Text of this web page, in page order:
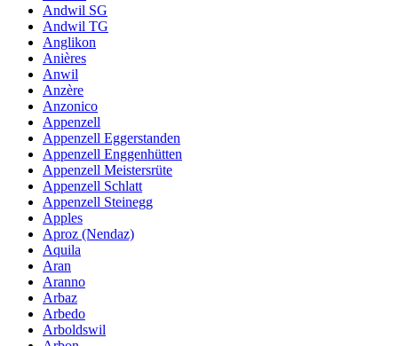
Andwil SG
Andwil TG
Anglikon
Anières
Anwil
Anzère
Anzonico
Appenzell
Appenzell Eggerstanden
Appenzell Enggenhütten
Appenzell Meistersrüte
Appenzell Schlatt
Appenzell Steinegg
Apples
Aproz (Nendaz)
Aquila
Aran
Aranno
Arbaz
Arbedo
Arboldswil